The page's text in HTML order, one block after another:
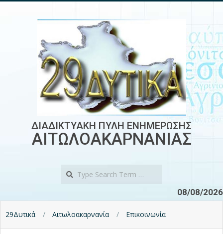
ΔΙΑΔΙΚΤΥΑΚΗ ΠΥΛΗ ΕΝΗΜΕΡΩΣΗΣ
ΑΙΤΩΛΟΑΚΑΡΝΑΝΙΑΣ
08/08/2026
29Δυτικά Αιτωλοακαρνανία Επικοινωνία